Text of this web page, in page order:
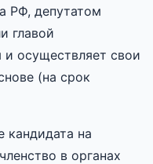
РФ, депутатом
главой
и осуществляет свои
(на срок
кандидата на
в органах